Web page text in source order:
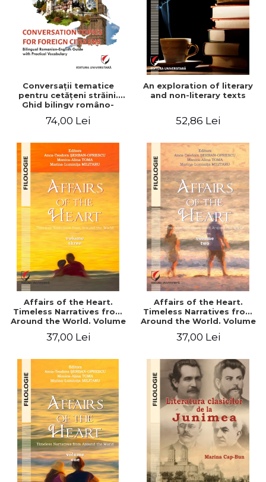
Conversaţii tematice
pentru cetăţeni străini.
Ghid bilingv româno-
practic/Conversation
Bilingual Romanian-English
guide with practical
vocabulary
74,00 Lei
An exploration of literary
and non-literary texts
52,86 Lei
Affairs of the Heart.
Timeless Narratives from
Around the World. Volume
37,00 Lei
Affairs of the Heart.
Timeless Narratives from
Around the World. Volume
37,00 Lei